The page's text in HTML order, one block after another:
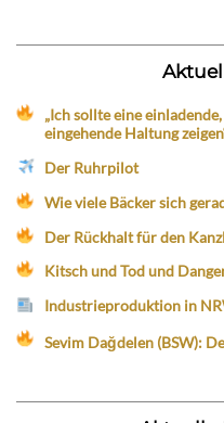
„Ich sollte eine
eingehende Haltung
Der Ruhrpilot
Wie viele Bäcker sich
Der Rückhalt für den
Kitsch und Tod und
Industrieproduktion in
Sevim Dağdelen (BSW):